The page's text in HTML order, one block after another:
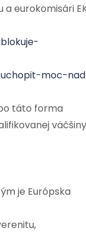
eurokomisári
uchopit-moc-
táto forma
väčšiny
je Európska